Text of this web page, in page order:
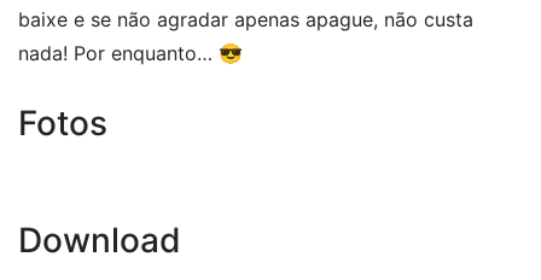
baixe e se não agradar apenas apague, não custa
nada! Por enquanto… 😎
Fotos
Download